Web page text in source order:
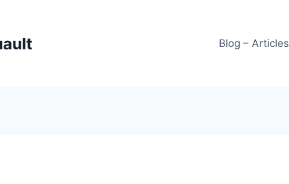
Blog – Articles